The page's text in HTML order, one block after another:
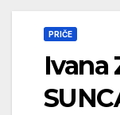
PRIČE
Ivana